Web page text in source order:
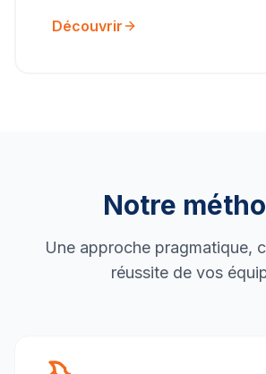
Découvrir
Notre
Une approche pragmatique,
réussite de vos